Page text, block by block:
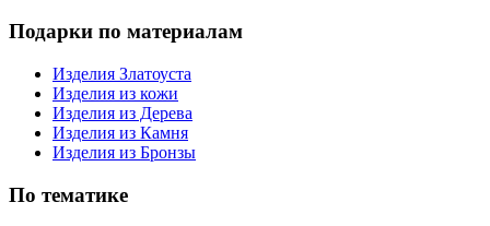
Подарки по материалам
Изделия Златоуста
Изделия из кожи
Изделия из Дерева
Изделия из Камня
Изделия из Бронзы
По тематике